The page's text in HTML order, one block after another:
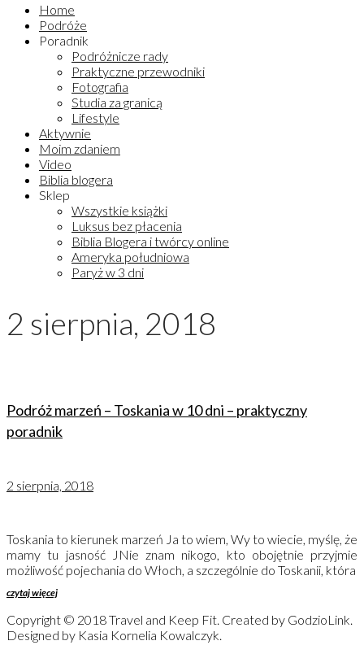
Home
Podróże
Poradnik
Podróżnicze rady
Praktyczne przewodniki
Fotografia
Studia za granicą
Lifestyle
Aktywnie
Moim zdaniem
Video
Biblia blogera
Sklep
Wszystkie książki
Luksus bez płacenia
Biblia Blogera i twórcy online
Ameryka południowa
Paryż w 3 dni
2 sierpnia, 2018
Podróż marzeń – Toskania w 10 dni – praktyczny
poradnik
2 sierpnia, 2018
Toskania to kierunek marzeń Ja to wiem, Wy to wiecie, myślę, że
mamy tu jasność JNie znam nikogo, kto obojętnie przyjmie
możliwość pojechania do Włoch, a szczególnie do Toskanii, która
czytaj więcej
Copyright © 2018 Travel and Keep Fit. Created by GodzioLink.
Designed by Kasia Kornelia Kowalczyk.